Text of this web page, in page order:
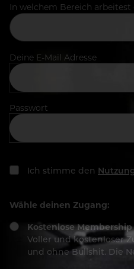
In welchem Bereich arbeitest
Deine E-Mail Adresse
Passwort
Ich stimme den
Wähle deinen Zugang:
Kostenlose
Voller und kostenloser
und ohne Bullshit. Die